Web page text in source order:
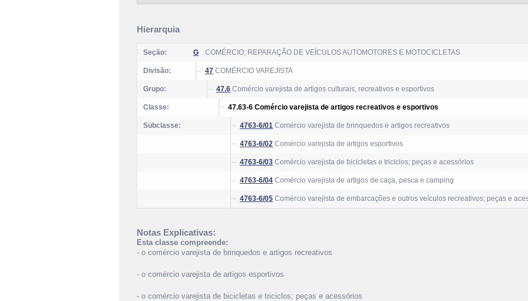
Hierarquia
Seção: G COMÉRCIO; REPARAÇÃO DE VEÍCULOS AUTOMOTORES E MOTOCICLETAS
Divisão: 47 COMÉRCIO VAREJISTA
Grupo: 47.6 Comércio varejista de artigos culturais, recreativos e esportivos
Classe: 47.63-6 Comércio varejista de artigos recreativos e esportivos
Subclasse: 4763-6/01 Comércio varejista de brinquedos e artigos recreativos
4763-6/02 Comércio varejista de artigos esportivos
4763-6/03 Comércio varejista de bicicletas e triciclos; peças e acessórios
4763-6/04 Comércio varejista de artigos de caça, pesca e camping
4763-6/05 Comércio varejista de embarcações e outros veículos recreativos; peças e
Notas Explicativas:
Esta classe compreende:
- o comércio varejista de brinquedos e artigos recreativos
- o comércio varejista de artigos esportivos
- o comércio varejista de bicicletas e triciclos; peças e acessórios